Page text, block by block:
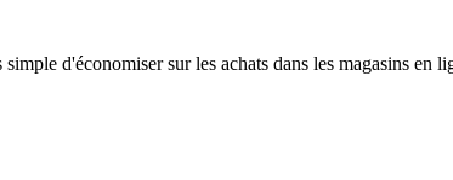
d'économiser sur les achats dans les magasins en